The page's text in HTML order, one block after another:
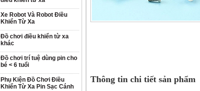
Thông tin chi tiết sản phẩm
Xe Robot Và Robot Điều
Khiển Từ Xa
Đồ chơi điều khiển từ xa
khác
Đồ chơi trí tuệ dùng pin cho
bé < 6 tuổi
Phụ Kiện Đồ Chơi Điều
Khiển Từ Xa Pin Sạc Cánh